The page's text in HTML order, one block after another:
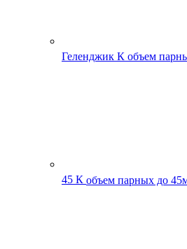
Геленджик К объем
45 К объем парных до